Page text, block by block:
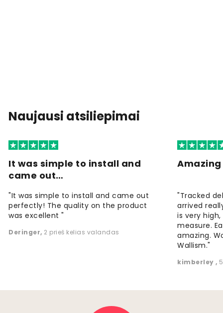
Naujausi atsiliepimai
It was simple to install and
came out…
"It was simple to install and came out
perfectly! The quality on the product
was excellent "
Deringer, 2 prieš kelias valandas
"Tracked
arrived
is very
measure.
amazing.
Wallism."
kimberley,